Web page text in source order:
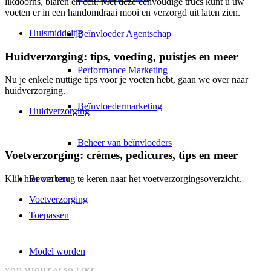
Beïnvloeder Agentschap
Performance Marketing
Beïnvloedermarketing
Beheer van beïnvloeders
Bewerben
Toepassen
Model worden
voeten er in een handomdraai mooi en verzorgd uit laten zien.
Huismiddeltje
Huidverzorging: tips, voeding, puistjes en meer
Nu je enkele nuttige tips voor je voeten hebt, gaan we over naar
huidverzorging.
Huidverzorging
Voetverzorging: crèmes, pedicures, tips en meer
Klik hier om terug te keren naar het voetverzorgingsoverzicht.
Voetverzorging